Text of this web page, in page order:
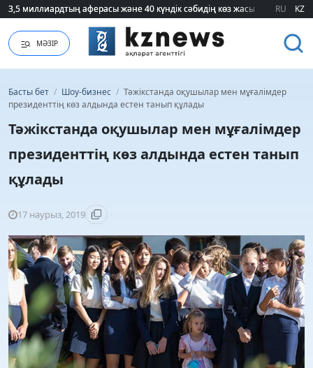
3,5 миллиардтың аферасы және 40 күндік сәбидің көз жасы:
3,5 миллиардтың аферасы және 40 күндік сәбидің көз жасы: RU KZ
МӘЗІР
Басты бет / Шоу-бизнес / Тәжікстанда оқушылар мен мұғалімдер
президенттің көз алдында естен танып құлады
Тәжікстанда оқушылар мен мұғалімдер
президенттің көз алдында естен танып
құлады
17 наурыз, 2019